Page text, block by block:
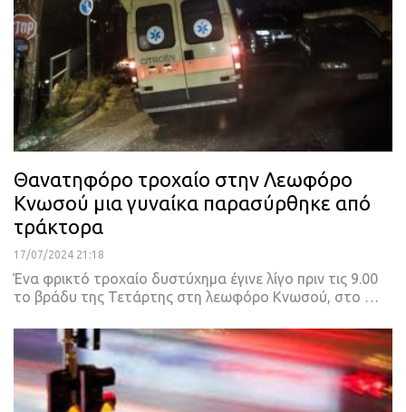
Θανατηφόρο τροχαίο στην Λεωφόρο
Κνωσού μια γυναίκα παρασύρθηκε από
τράκτορα
17/07/2024 21:18
Ένα φρικτό τροχαίο δυστύχημα έγινε λίγο πριν τις 9.00
το βράδυ της Τετάρτης στη λεωφόρο Κνωσού, στο …